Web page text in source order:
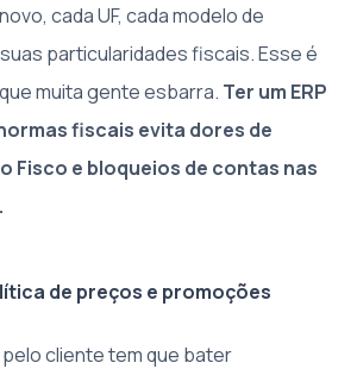
cada UF, cada modelo de
particularidades fiscais. Esse é
muita gente esbarra. Ter um ERP
fiscais evita dores de
Fisco e bloqueios de contas nas
de preços e promoções
cliente tem que bater